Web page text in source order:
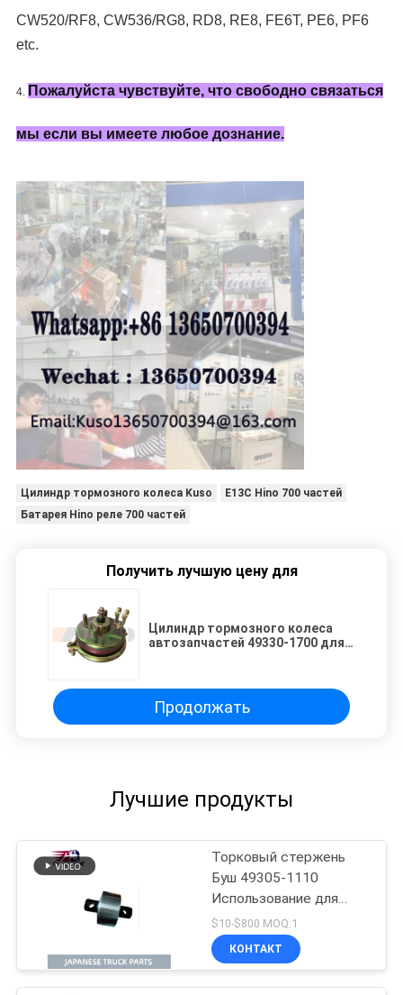
CW520/RF8, CW536/RG8, RD8, RE8, FE6T, PE6, PF6
etc.
4. Пожалуйста чувствуйте, что свободно связаться
мы если вы имеете любое дознание.
Цилиндр тормозного колеса Kuso
E13C Hino 700 частей
Батарея Hino реле 700 частей
Получить лучшую цену для
Цилиндр тормозного колеса
автозапчастей 49330-1700 для
Продолжать
Лучшие продукты
Торковый стержень
Буш 49305-1110
Использование для
японских грузовиков
HINO 700 P11C Hino
Mixer Truck Parts
$10-$800 MOQ:1
КОНТАКТ